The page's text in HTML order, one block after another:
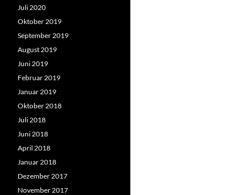
Juli 2020
Oktober 2019
September 2019
August 2019
Juni 2019
Februar 2019
Januar 2019
Oktober 2018
Juli 2018
Juni 2018
April 2018
Januar 2018
Dezember 2017
November 2017